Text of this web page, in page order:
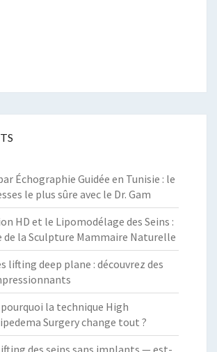
Échographie Guidée en Tunisie : le
le plus sûre avec le Dr. Gam
HD et le Lipomodélage des Seins :
de la Sculpture Mammaire Naturelle
lifting deep plane : découvrez des
la technique High
Surgery change tout ?
des seins sans implants — est-